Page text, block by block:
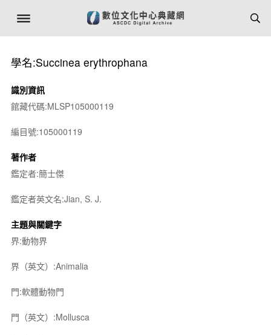
學名:Succinea erythrophana
識別資訊
館藏代碼:MLSP105000119
編目號:105000119
著作者
鑑定者:簡士傑
鑑定者英文名:Jian, S. J.
主題與關鍵字
界:動物界
界（英文）:Animalia
門:軟體動物門
門（英文）:Mollusca